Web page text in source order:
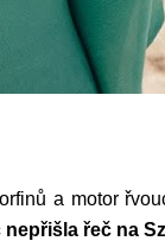
a motor
nepřišla řeč na